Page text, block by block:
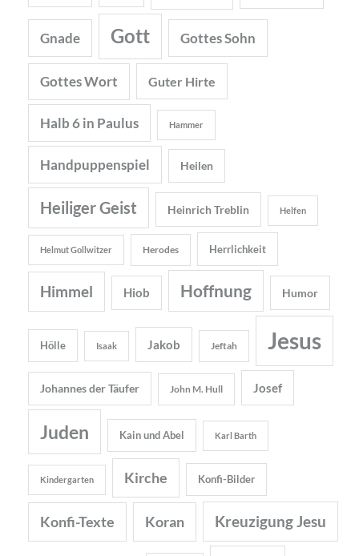
Gnade Gott Gottes Sohn
Gottes Wort Guter Hirte
Halb 6 in Paulus Hammer
Handpuppenspiel Heilen
Heiliger Geist Heinrich Treblin Helfen
Helmut Gollwitzer Herodes Herrlichkeit
Himmel Hiob Hoffnung Humor
Hölle Isaak Jakob Jeftah Jesus
Johannes der Täufer John M. Hull Josef
Juden Kain und Abel Karl Barth
Kindergarten Kirche Konfi-Bilder
Konfi-Texte Koran Kreuzigung Jesu